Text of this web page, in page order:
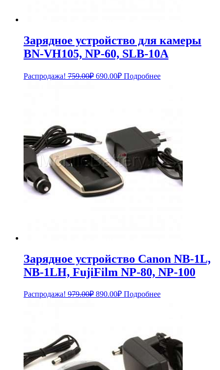
Зарядное устройство для камеры
BN-VH105, NP-60, SLB-10A
Распродажа! 759.00₽ Первоначальная
690.00₽Текущая
цена:
Подробнее
Зарядное устройство Canon NB-1L,
NB-1LH, FujiFilm NP-80, NP-100
Распродажа! 979.00₽ Первоначальная
890.00₽Текущая
Подробнее